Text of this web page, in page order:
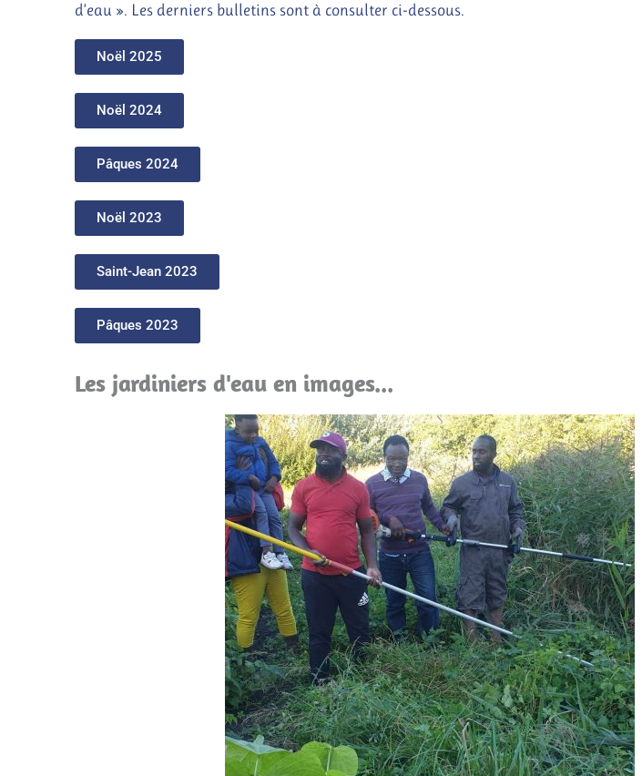
d’eau ». Les derniers bulletins sont à consulter ci-dessous.
Noël 2025
Noël 2024
Pâques 2024
Noël 2023
Saint-Jean 2023
Pâques 2023
Les jardiniers d'eau en images...